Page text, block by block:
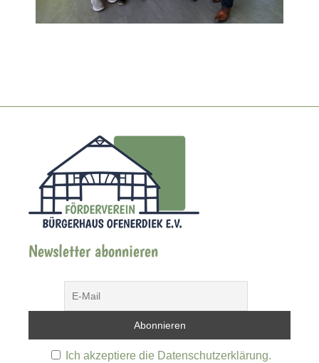
Newsletter abonnieren
Ich akzeptiere die Datenschutzerklärung.